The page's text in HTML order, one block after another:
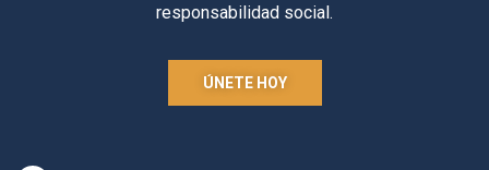
responsabilidad social.
ÚNETE HOY